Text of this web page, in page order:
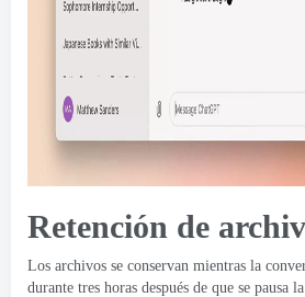
Retención de
Los archivos se conservan mientras la
durante tres horas después de que se pausa